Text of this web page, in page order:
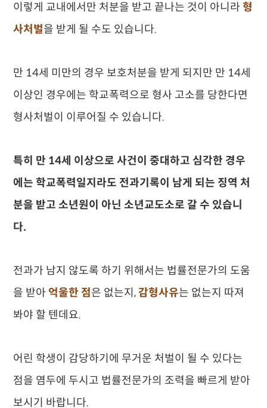
이렇게 교내에서만 처분을 받고 끝나는 것이 아니라형
사처벌을 받게 될 수도 있습니다.
만 14세 미만의 경우 보호처분을 받게 되지만 만 14세
이상인 경우에는 학교폭력으로 형사 고소를 당한다면
형사처벌이 이루어질 수 있습니다.
특히 만 14세 이상으로 사건이 중대하고 심각한 경우
에는 학교폭력일지라도 전과기록이 남게 되는 징역 처
분을 받고 소년원이 아닌 소년교도소로 갈 수 있습니
다.
전과가 남지 않도록 하기 위해서는 법률전문가의 도움
을 받아 억울한 점은 없는지,감형사유는 없는지 따져
봐야 할 텐데요.
어린 학생이 감당하기에 무거운 처벌이 될 수 있다는
점을 염두에 두시고 법률전문가의 조력을 빠르게 받아
보시기 바랍니다.